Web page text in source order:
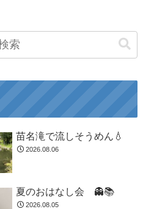
苗名滝で流しそうめん💧
2026.08.06
夏のおはなし会 👻📚️
2026.08.05